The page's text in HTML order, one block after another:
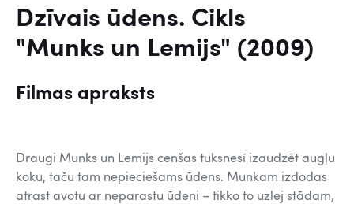
Dzīvais ūdens. Cikls
"Munks un Lemijs" (2009)
Filmas apraksts
Draugi Munks un Lemijs cenšas tuksnesī izaudzēt augļu
koku, taču tam nepieciešams ūdens. Munkam izdodas
atrast avotu ar neparastu ūdeni – tikko to uzlej stādam,